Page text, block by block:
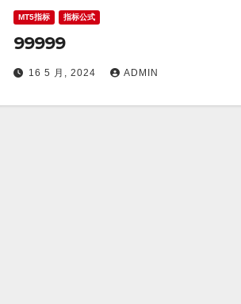
MT5指标 指标公式
99999
16 5 月, 2024 ADMIN